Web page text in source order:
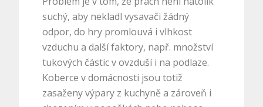
suchý, aby nekladl vysavači žádný
odpor, do hry promlouvá i vlhkost
vzduchu a další faktory, např. množství
tukových částic v ovzduší i na podlaze.
Koberce v domácnosti jsou totiž
zasaženy výpary z kuchyně a zároveň i